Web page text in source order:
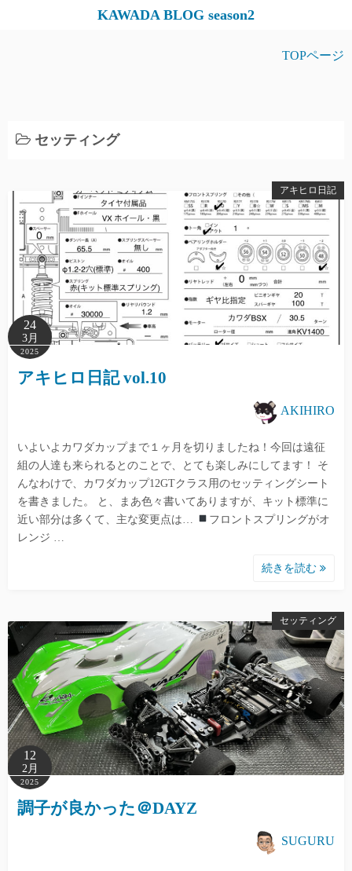
KAWADA BLOG season2
TOPページ
セッティング
アキヒロ日記
24
3月
2025
アキヒロ日記 vol.10
AKIHIRO
いよいよカワダカップまで１ヶ月を切りましたね！今回は遠征
組の人達も来られるとのことで、とても楽しみにしてます！ そ
んなわけで、カワダカップ12GTクラス用のセッティングシート
を書きました。 と、まあ色々書いてありますが、キット標準に
近い部分は多くて、主な変更点は…
フロントスプリングがオ
レンジ …
続きを読む
セッティング
12
2月
2025
調子が良かった＠DAYZ
SUGURU